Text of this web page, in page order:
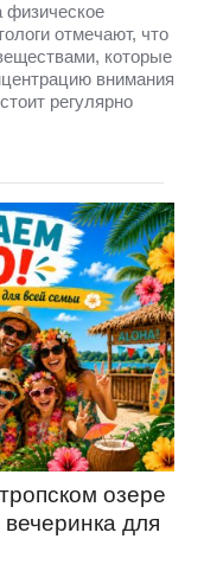
физическое
отмечают, что
которые
внимания
регулярно
озере
для